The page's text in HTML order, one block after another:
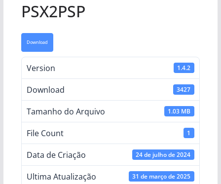
PSX2PSP
Download
Version 1.4.2
Download 3427
Tamanho do Arquivo 1.03 MB
File Count 1
Data de Criação 24 de julho de 2024
Ultima Atualização 31 de março de 2025